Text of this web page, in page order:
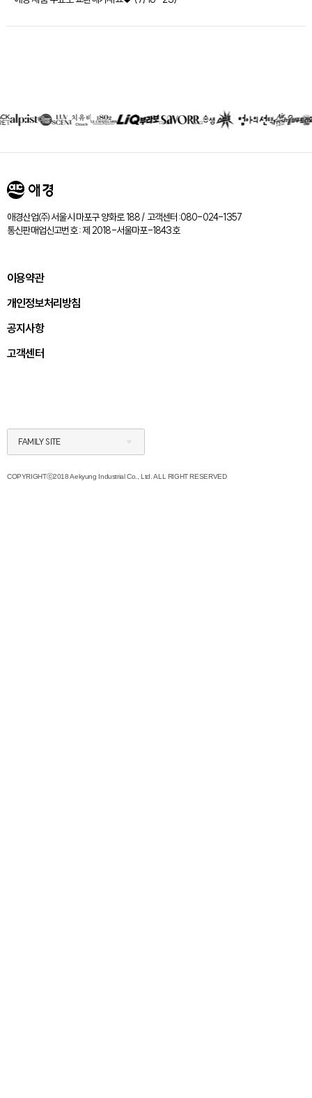
제휴회사
리스트
애경산업㈜ 서울시 마포구 양화로 188 / 고객센터:080-024-1357
통신판매업신고번호 : 제 2018-서울마포-1843호
이용약관
개인정보처리방침
공지사항
고객센터
FAMILY SITE
COPYRIGHTⓒ2018 Aekyung Industrial Co., Ltd. ALL RIGHT RESERVED